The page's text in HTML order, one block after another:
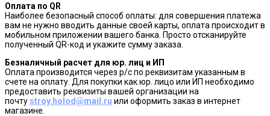
Оплата по QR
Наиболее безопасный способ оплаты: для совершения платежа
вам не нужно вводить данные своей карты, оплата происходит в
мобильном приложении вашего банка. Просто отсканируйте
полученный QR-код и укажите сумму заказа.
Безналичный расчет для юр. лиц и ИП
Оплата производится через р/с по реквизитам указанным в
счете на оплату. Для покупки как юр. лицо или ИП необходимо
предоставить реквизиты вашей организации на
почту stroy.holod@mail.ru или оформить заказ в интернет
магазине.